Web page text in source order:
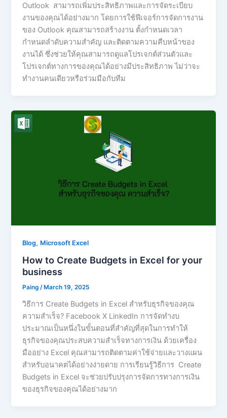
Outlook สามารถเพิ่มประสิทธิภาพและการจัดระเบียบ
งานของคุณได้อย่างมาก โดยการใช้ฟีเจอร์การจัดการงาน
ของ Outlook คุณสามารถสร้างงาน ตั้งกำหนดเวลา
กำหนดลำดับความสำคัญ และติดตามความคืบหน้าของ
งานได้ ซึ่งช่วยให้คุณสามารถดูแลโปรเจกต์ส่วนตัวและ
โปรเจกต์ทางการของคุณได้อย่างมีประสิทธิภาพ ไม่ว่าจะ
ทำงานคนเดียวหรือร่วมมือกับทีม
Blog, Microsoft Excel
How to Create Budgets in Excel for your
business
Paing/ March 19, 2025
วิธีการ Create Budgets in Excel สำหรับธุรกิจของคุณ
ความสำเร็จ? Facebook X LinkedIn การจัดทำงบ
ประมาณเป็นหนึ่งในขั้นตอนที่สำคัญที่สุดในการทำให้
ธุรกิจของคุณประสบความสำเร็จทางการเงิน ด้วยเครื่อง
มืออย่าง Excel คุณสามารถติดตามค่าใช้จ่ายและวางแผน
สำหรับอนาคตได้อย่างง่ายดาย การเรียนรู้วิธีการ Create
Budgets in Excel จะช่วยปรับปรุงการจัดการทางการเงิน
ของธุรกิจของคุณได้อย่างมาก